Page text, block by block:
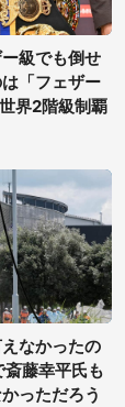
級でも倒せ
「フェザー
界2階級制覇
なかったの
藤幸平氏も
っただろう